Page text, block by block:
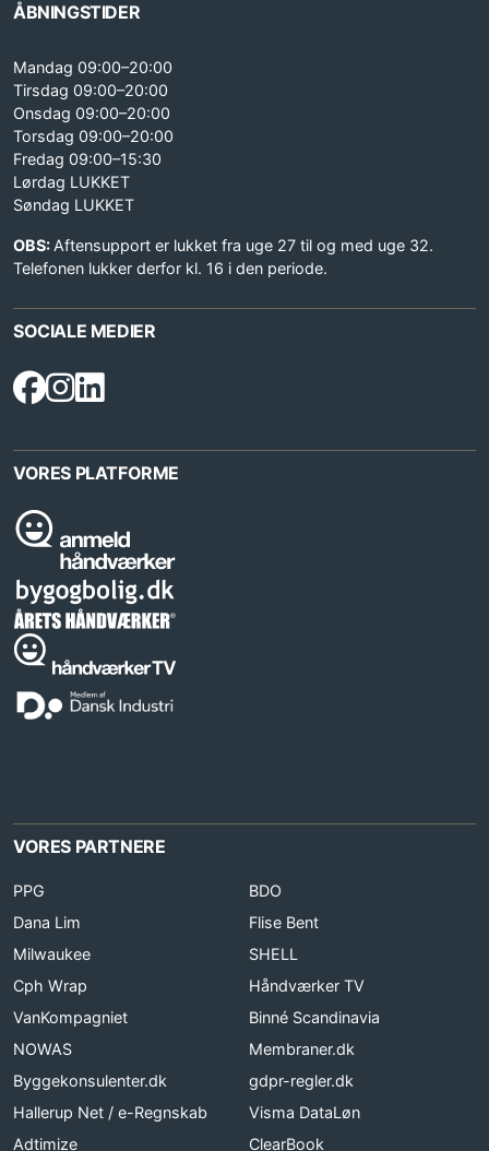
ÅBNINGSTIDER
Mandag 09:00–20:00
Tirsdag 09:00–20:00
Onsdag 09:00–20:00
Torsdag 09:00–20:00
Fredag 09:00–15:30
Lørdag LUKKET
Søndag LUKKET
OBS: Aftensupport er lukket fra uge 27 til og med uge 32.
Telefonen lukker derfor kl. 16 i den periode.
SOCIALE MEDIER
VORES PLATFORME
VORES PARTNERE
PPG
BDO
Dana Lim
Flise Bent
Milwaukee
SHELL
Cph Wrap
Håndværker TV
VanKompagniet
Binné Scandinavia
NOWAS
Membraner.dk
Byggekonsulenter.dk
gdpr-regler.dk
Hallerup Net / e-Regnskab
Visma DataLøn
Adtimize
ClearBook